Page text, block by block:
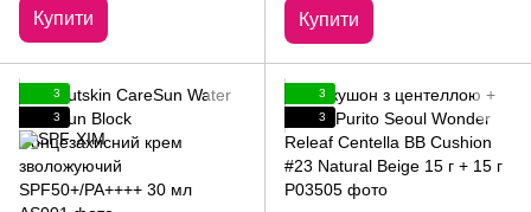
Купити Купити
3
3
3
3